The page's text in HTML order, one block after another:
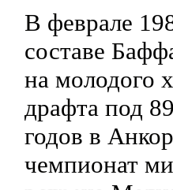
В феврале
составе
на молодого
драфта под
годов в
чемпионат